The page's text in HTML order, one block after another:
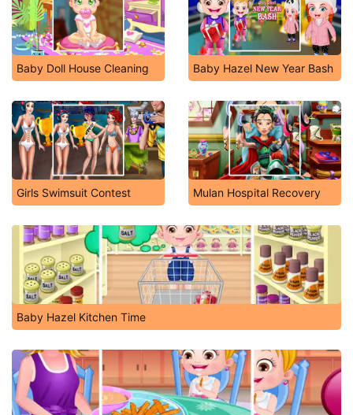
Baby Doll House Cleaning Baby Hazel New Year Bash
Girls Swimsuit Contest Mulan Hospital Recovery
Baby Hazel Kitchen Time